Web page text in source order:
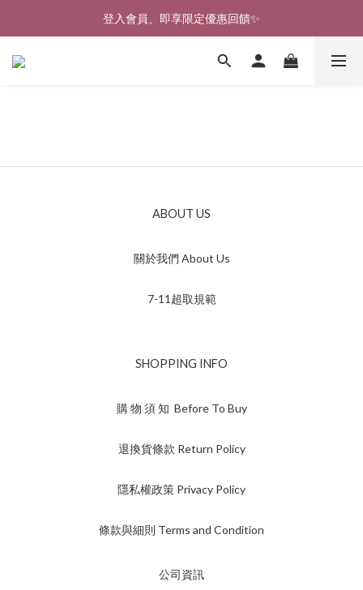
🎉新北淡水實體門市🤗歡迎蒞臨試穿🎉
登入會員、即享限定優惠回饋✨
🎉新北淡水實體門市🤗歡迎蒞臨試穿🎉
ABOUT US
關於我們 About Us
7-11超取規範
SHOPPING INFO
購 物 須 知 Before To Buy
退換貨條款 Return Policy
隱私權政策 Privacy Policy
條款與細則 Terms and Condition
公司資訊